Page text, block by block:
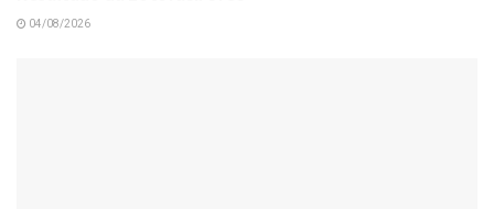
04/08/2026